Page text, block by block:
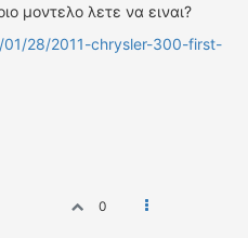
μοντελο λετε να ειναι?
28/2011-chrysler-300-first-
0